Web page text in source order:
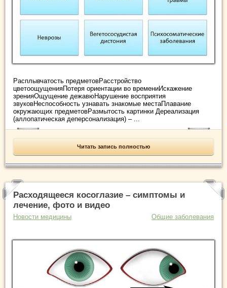
Расплывчатость предметовРасстройство
цветоощущенияПотеря ориентации во времениИскажение
зренияОщущение дежавюНарушение восприятия
звуковНеспособность узнавать знакомые местаПлавание
окружающих предметовРазмытость картинки Дереализация
(аллопатическая деперсонализация) – ...
Читать запись полностью
Расходящееся косоглазие – симптомы и
лечение, фото и видео
Новости медицины Общие заболевания